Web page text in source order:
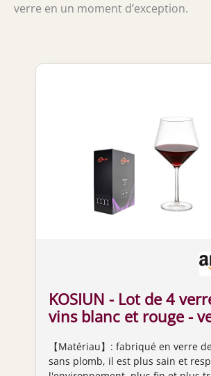
verre en un moment d’exception.
KOSIUN - Lot de 4
vins blanc et rouge -
à la main, bord fin,
longue tige, 444 ml -
【Matériau】: fabriqué en verre
sans plomb, il est plus sain et